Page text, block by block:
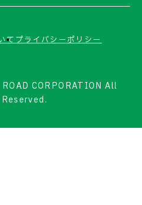
てプライバシーポリシー
CORPORATION All